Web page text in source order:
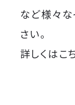
など様々な
さい。
詳しくはこ